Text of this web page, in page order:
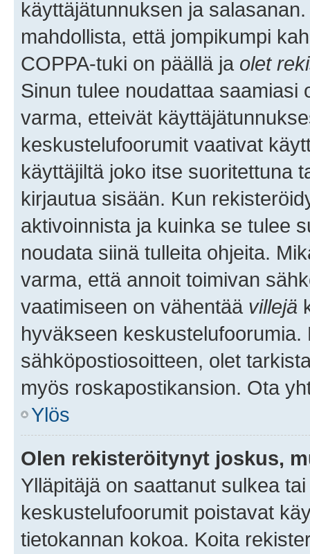
käyttäjätunnuksen ja
mahdollista, että jompikumpi
COPPA-tuki on päällä ja olet
Sinun tulee noudattaa saamiasi
varma, etteivät
keskustelufoorumit vaativat
käyttäjiltä joko itse suoritettuna
kirjautua sisään. Kun
aktivoinnista ja kuinka se tulee
noudata siinä tulleita ohjeita.
varma, että annoit toimivan
vaatimiseen on vähentää villejä
hyväkseen
sähköpostiosoitteen, olet
myös roskapostikansion. Ota
Ylös
Olen rekisteröitynyt joskus,
Ylläpitäjä on saattanut sulkea
keskustelufoorumit poistavat
tietokannan kokoa. Koita